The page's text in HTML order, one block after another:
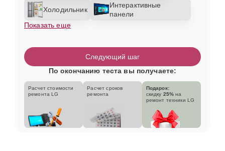
Холодильник
Интерактивные
панели
Показать еще
Следующий шаг
По окончанию теста вы получаете:
Расчет стоимости
ремонта LG
Расчет сроков
ремонта
Подарок:
скидку 25% на
ремонт техники LG